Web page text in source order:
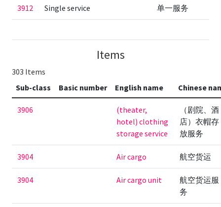
3912 Single service 单一服务
Items
303 Items
Sub-class
Basic number English name Chinese
3906
(theater,
hotel) clothing
storage service
（剧院、酒
店）衣帽存
放服务
3904 Air cargo 航空货运
3904 Air cargo unit
航空货运服
务